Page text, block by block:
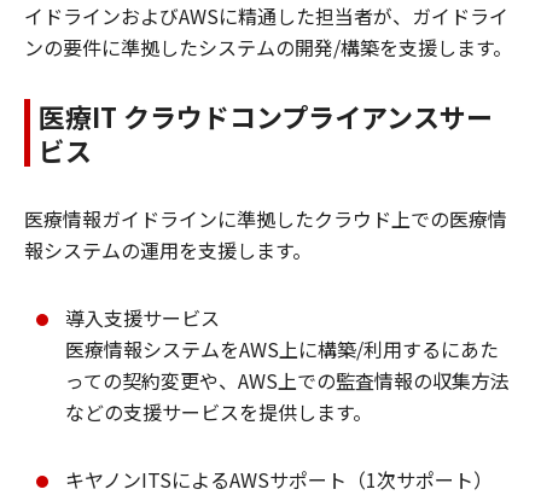
イドラインおよびAWSに精通した担当者が、ガイドライ
ンの要件に準拠したシステムの開発/構築を支援します。
医療IT クラウドコンプライアンスサー
ビス
医療情報ガイドラインに準拠したクラウド上での医療情
報システムの運用を支援します。
導入支援サービス
医療情報システムをAWS上に構築/利用するにあた
っての契約変更や、AWS上での監査情報の収集方法
などの支援サービスを提供します。
キヤノンITSによるAWSサポート（1次サポート）